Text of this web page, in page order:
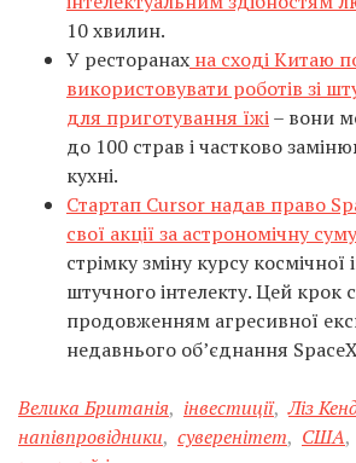
10 хвилин.
У ресторанах на сході Китаю
використовувати роботів зі
для приготування їжі– вони
до 100 страв і частково
кухні.
Стартап Cursor надав право
свої акції за астрономічну суму
стрімку зміну курсу космічної
штучного інтелекту. Цей крок
продовженням агресивної
недавнього об’єднання
Велика Британія, інвестиції, Ліз
напівпровідники, суверенітет, США,